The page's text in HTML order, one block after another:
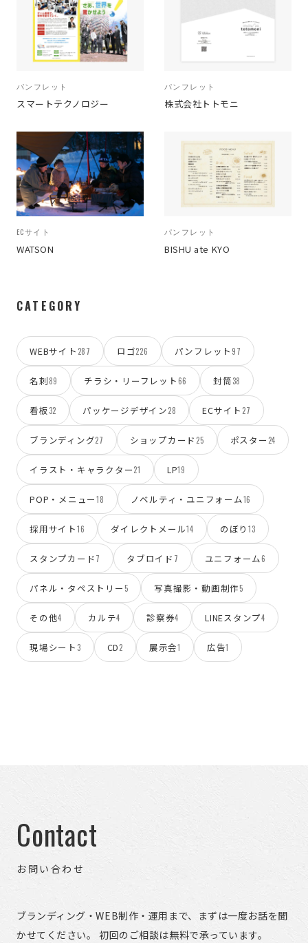
パンフレット
スマートテクノロジー
パンフレット
株式会社トトモニ
ECサイト
WATSON
パンフレット
BISHU ate KYO
CATEGORY
WEBサイト 287 ロゴ226 パンフレット 97
名刺89 チラシ・リーフレット66 封筒38
看板32 パッケージデザイン28 ECサイト 27
ブランディング27 ショップカード 25 ポスター 24
イラスト・キャラクター21 LP19
POP・メニュー18 ノベルティ・ユニフォーム16
採用サイト16 ダイレクトメール14 のぼり 13
スタンプカード7 タブロイド 7 ユニフォーム6
パネル・タペストリー5 写真撮影・動画制作5
その他4 カルテ4 診察券4 LINEスタンプ4
現場シート 3 CD2 展示会1 広告1
Contact
お問い合わせ
ブランディング・WEB制作・運用まで、まずは一度お話を聞
かせてください。 初回のご相談は無料で承っています。